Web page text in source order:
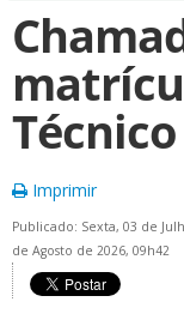
Imprimir
Publicado: Sexta, 03 de
de Agosto de 2026, 09h42